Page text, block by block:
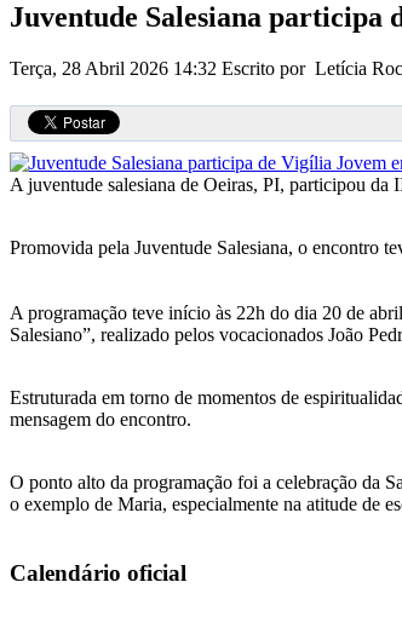
Juventude Salesiana participa
Terça, 28 Abril 2026 14:32 Escrito por Letícia
A juventude salesiana de Oeiras, PI, participou
Promovida pela Juventude Salesiana, o encontro
A programação teve início às 22h do dia 20 de
Salesiano”, realizado pelos vocacionados João
Estruturada em torno de momentos de
mensagem do encontro.
O ponto alto da programação foi a celebração da
o exemplo de Maria, especialmente na atitude de
Calendário oficial